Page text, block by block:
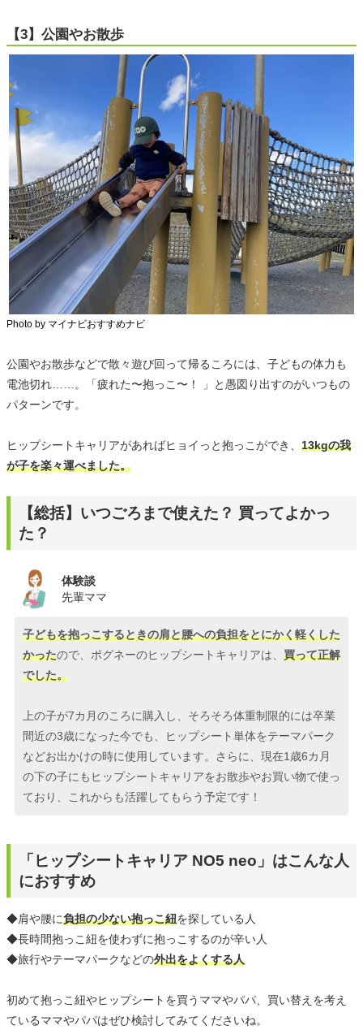
【3】公園やお散歩
Photo by マイナビおすすめナビ
公園やお散歩などで散々遊び回って帰るころには、子どもの体力も
電池切れ……。「疲れた〜抱っこ〜！ 」と愚図り出すのがいつもの
パターンです。
ヒップシートキャリアがあればヒョイっと抱っこができ、 13kgの我
が子を楽々運べました。
【総括】いつごろまで使えた？ 買ってよかっ
た？
体験談
先輩ママ
子どもを抱っこするときの肩と腰への負担をとにかく軽くした
かったので、ポグネーのヒップシートキャリアは、 買って正解
でした。
上の子が7カ月のころに購入し、そろそろ体重制限的には卒業
間近の3歳になった今でも、ヒップシート単体をテーマパーク
などお出かけの時に使用しています。さらに、現在1歳6カ月
の下の子にもヒップシートキャリアをお散歩やお買い物で使っ
ており、これからも活躍してもらう予定です！
「ヒップシートキャリア NO5 neo」はこんな人
におすすめ
◆肩や腰に負担の少ない抱っこ紐を探している人
◆長時間抱っこ紐を使わずに抱っこするのが辛い人
◆旅行やテーマパークなどの外出をよくする人
初めて抱っこ紐やヒップシートを買うママやパパ、買い替えを考え
ているママやパパはぜひ検討してみてくださいね。